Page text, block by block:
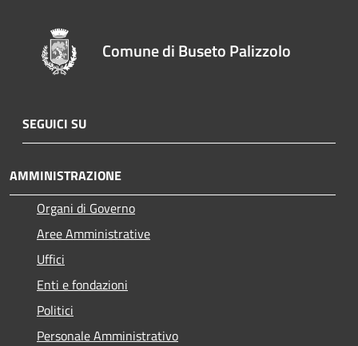
Comune di Buseto Palizzolo
SEGUICI SU
AMMINISTRAZIONE
Organi di Governo
Aree Amministrative
Uffici
Enti e fondazioni
Politici
Personale Amministrativo